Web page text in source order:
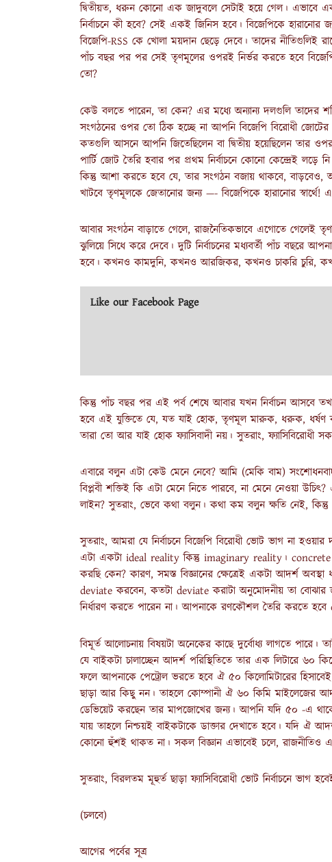
দ্বিতীয়ত, ধরুন কোনো এক জাদুবলে সেটাই হয়ে গেল। এভাবে
নির্বাচনে কী হবে? সেই একই জিনিস হবে। বিজেপিকে
বিজেপি-RSS কে খোলা ময়দান ছেড়ে দেবে। তাদের নীতিগুলিই
পাঁচ বছর পর পর সেই তৃণমূলের ওপরই নির্ভর করতে হবে
তো?
কেউ বলতে পারেন, তা কেন? এর মধ্যে অন্যান্য দলগুলি তাদের
সংগঠনের ওপর তো ঠিক হচ্ছে না আপনি বিজেপি বিরোধী
কতগুলি আসনে আপনি জিতেছিলেন বা দ্বিতীয় হয়েছিলেন তার
পার্টি জোট তৈরি হবার পর প্রথম নির্বাচনে কোনো কেন্দ্রেই
কিন্তু আশা করতে হবে যে, তার সংগঠন বজায় থাকবে, বাড়বেও,
খাটবে তৃণমূলকে জেতানোর জন্য —- বিজেপিকে হারানোর স্বার্থে!
আবার সংগঠন বাড়াতে গেলে, রাজনৈতিকভাবে এগোতে গেলেই
ঝুলিয়ে সিধে করে দেবে। দুটি নির্বাচনের মধ্যবর্তী পাঁচ
হবে। কখনও কামদুনি, কখনও আরজিকর, কখনও চাকরি চুরি,
Like our Facebook Page
কিন্তু পাঁচ বছর পর এই পর্ব শেষে আবার যখন নির্বাচন
হবে এই যুক্তিতে যে, যত যাই হোক, তৃণমূল মারুক, ধরুক, ধর্ষণ
তারা তো আর যাই হোক ফ্যাসিবাদী নয়। সুতরাং, ফ্যাসিবিরোধী
এবারে বলুন এটা কেউ মেনে নেবে? আমি (মেকি বাম)
বিপ্লবী শক্তিই কি এটা মেনে নিতে পারবে, না মেনে নেওয়া
লাইন? সুতরাং, ভেবে কথা বলুন। কথা কম বলুন ক্ষতি নেই,
সুতরাং, আমরা যে নির্বাচনে বিজেপি বিরোধী ভোট ভাগ না
এটা একটা ideal reality কিন্তু imaginary reality।
করছি কেন? কারণ, সমস্ত বিজ্ঞানের ক্ষেত্রেই একটা আদর্শ
deviate করবেন, কতটা deviate করাটা অনুমোদনীয় তা
নির্ধারণ করতে পারেন না। আপনাকে রণকৌশল তৈরি করতে
বিমূর্ত আলোচনায় বিষয়টা অনেকের কাছে দুর্বোধ্য লাগতে
যে বাইকটা চালাচ্ছেন আদর্শ পরিস্থিতিতে তার এক লিটারে ৬০
ফলে আপনাকে পেট্রোল ভরতে হবে ঐ ৫০ কিলোমিটারের
ছাড়া আর কিছু নন। তাহলে কোম্পানী ঐ ৬০ কিমি মাইলেজের
ডেভিয়েট করছেন তার মাপজোখের জন্য। আপনি যদি ৫০ -এ
যায় তাহলে নিশ্চয়ই বাইকটাকে ডাক্তার দেখাতে হবে। যদি ঐ
কোনো হুঁশই থাকত না। সকল বিজ্ঞান এভাবেই চলে, রাজনীতিও
সুতরাং, বিরলতম মূহুর্ত ছাড়া ফ্যাসিবিরোধী ভোট নির্বাচনে
(চলবে)
আগের পর্বের সূত্র